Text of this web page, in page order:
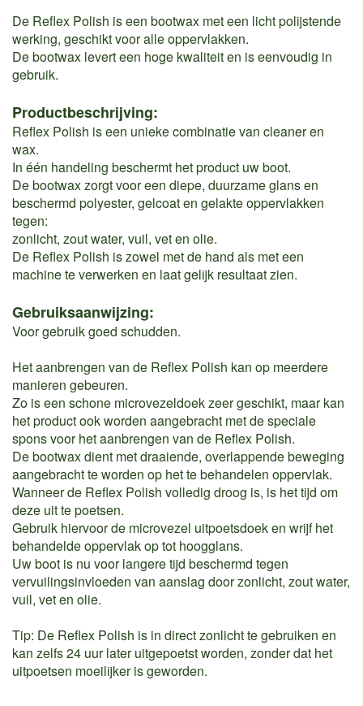
De Reflex Polish is een bootwax met een licht polijstende
werking, geschikt voor alle oppervlakken.
De bootwax levert een hoge kwaliteit en is eenvoudig in
gebruik.
Productbeschrijving:
Reflex Polish is een unieke combinatie van cleaner en
wax.
In één handeling beschermt het product uw boot.
De bootwax zorgt voor een diepe, duurzame glans en
beschermd polyester, gelcoat en gelakte oppervlakken
tegen:
zonlicht, zout water, vuil, vet en olie.
De Reflex Polish is zowel met de hand als met een
machine te verwerken en laat gelijk resultaat zien.
Gebruiksaanwijzing:
Voor gebruik goed schudden.
Het aanbrengen van de Reflex Polish kan op meerdere
manieren gebeuren.
Zo is een schone microvezeldoek zeer geschikt, maar kan
het product ook worden aangebracht met de speciale
spons voor het aanbrengen van de Reflex Polish.
De bootwax dient met draaiende, overlappende beweging
aangebracht te worden op het te behandelen oppervlak.
Wanneer de Reflex Polish volledig droog is, is het tijd om
deze uit te poetsen.
Gebruik hiervoor de microvezel uitpoetsdoek en wrijf het
behandelde oppervlak op tot hoogglans.
Uw boot is nu voor langere tijd beschermd tegen
vervuilingsinvloeden van aanslag door zonlicht, zout water,
vuil, vet en olie.
Tip: De Reflex Polish is in direct zonlicht te gebruiken en
kan zelfs 24 uur later uitgepoetst worden, zonder dat het
uitpoetsen moeilijker is geworden.